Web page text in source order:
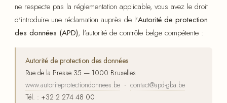
ne respecte pas la réglementation applicable, vous avez le droit
d'introduire une réclamation auprès de l'Autorité de protection
des données (APD), l'autorité de contrôle belge compétente :
Autorité de protection des données
Rue de la Presse 35 — 1000 Bruxelles
www.autoriteprotectiondonnees.be · contact@apd-gba.be
Tél. : +32 2 274 48 00